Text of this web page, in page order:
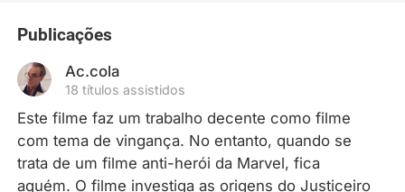
Publicações
Ac.cola
18 títulos assistidos
Este filme faz um trabalho decente como filme
com tema de vingança. No entanto, quando se
trata de um filme anti-herói da Marvel, fica
aquém. O filme investiga as origens do Justiceiro